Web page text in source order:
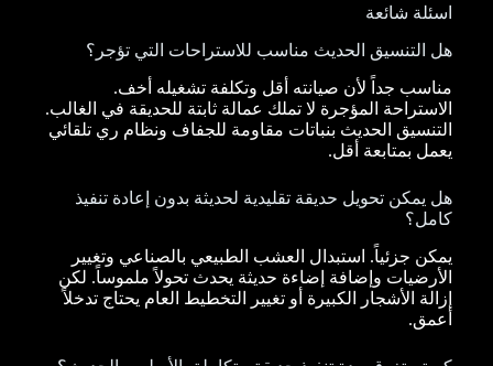
اسئلة شائعة
هل التنسيق الحديث مناسب للاستراحات التي تؤجر؟
مناسب جداً لأن صيانته أقل وتكلفة تشغيله أخف.
الاستراحة المؤجرة لا تملك عمالة ثابتة للحديقة في الغالب.
التنسيق الحديث بنباتات مقاومة للجفاف ونظام ري تلقائي
يعمل بمتابعة أقل.
هل يمكن تحويل حديقة تقليدية لحديثة بدون إعادة تنفيذ
كامل؟
يمكن جزئياً. استبدال العشب الطبيعي بالصناعي وتغيير
الأرضيات وإضافة إضاءة حديثة يحدث تحولاً ملموساً. لكن
إزالة الأشجار الكبيرة أو تغيير التخطيط العام يحتاج تدخلاً
أعمق.